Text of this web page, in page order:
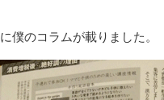
僕のコラムが載りました。